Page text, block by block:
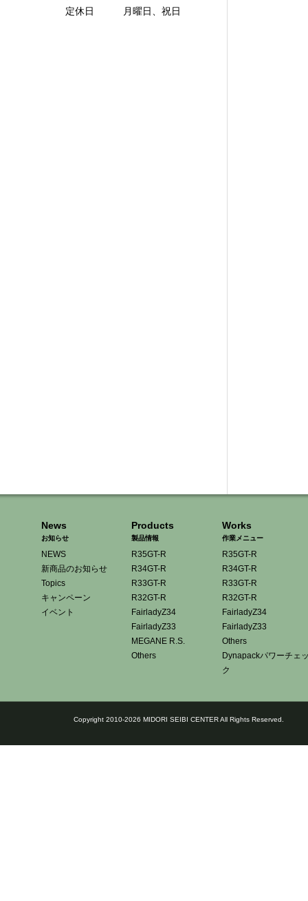
定休日 月曜日、祝日
News
お知らせ
NEWS
新商品のお知らせ
Topics
キャンペーン
イベント
Products
製品情報
R35GT-R
R34GT-R
R33GT-R
R32GT-R
FairladyZ34
FairladyZ33
MEGANE R.S.
Others
Works
作業メニュー
R35GT-R
R34GT-R
R33GT-R
R32GT-R
FairladyZ34
FairladyZ33
Others
Dynapackパワーチェ
ク
Copyright 2010-2026 MIDORI SEIBI CENTER All Rights Reserved.